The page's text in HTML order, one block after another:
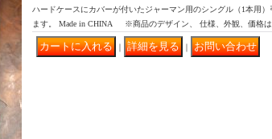
ハードケースにカバーが付いたジャーマン用のシングル（1本用
ます。 Made in CHINA ※商品のデザイン、 仕様、外観、価格は
｜ ｜